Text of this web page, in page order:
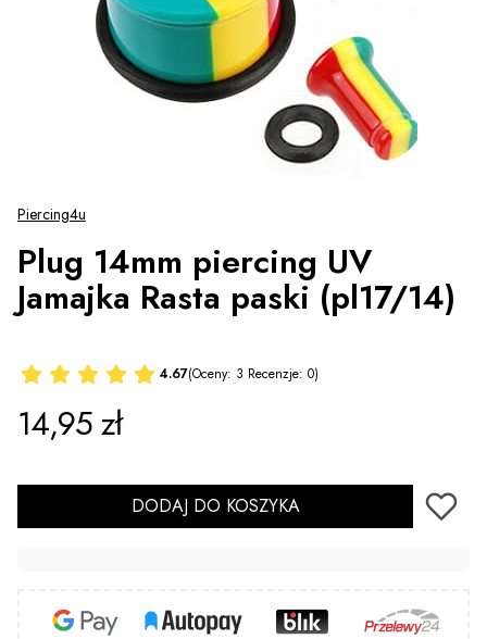
Piercing4u
Plug 14mm piercing UV
Jamajka Rasta paski (pl17/14)
4.67(Oceny: 3 Recenzje: 0)
Cena
14,95 zł
DODAJ DO KOSZYKA